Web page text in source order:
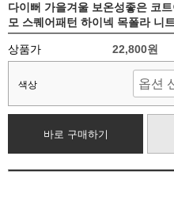
다이뻐 가을겨울 보온성좋은 코
모 스퀘어패턴 하이넥 목폴라 니
상품가 22,800원
색상
바로 구매하기